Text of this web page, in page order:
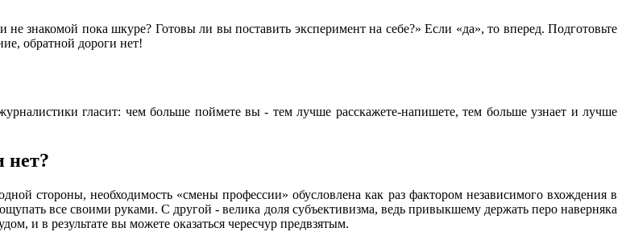
знакомой пока шкуре? Готовы ли вы поставить эксперимент на себе?» Если «да», то вперед. Подготовьте
обратной дороги нет!
гласит: чем больше поймете вы - тем лучше расскажете-напишете, тем больше узнает и лучше
нет?
стороны, необходимость «смены профессии» обусловлена как раз фактором независимого вхождения в
все своими руками. С другой - велика доля субъективизма, ведь привыкшему держать перо наверняка
и в результате вы можете оказаться чересчур предвзятым.